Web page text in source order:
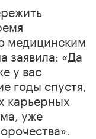
медицинским
заявила: «Да
у вас
годы спустя,
карьерных
уже